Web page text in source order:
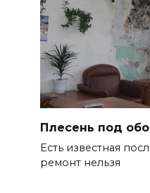
Плесень под
Есть известная
ремонт нельзя